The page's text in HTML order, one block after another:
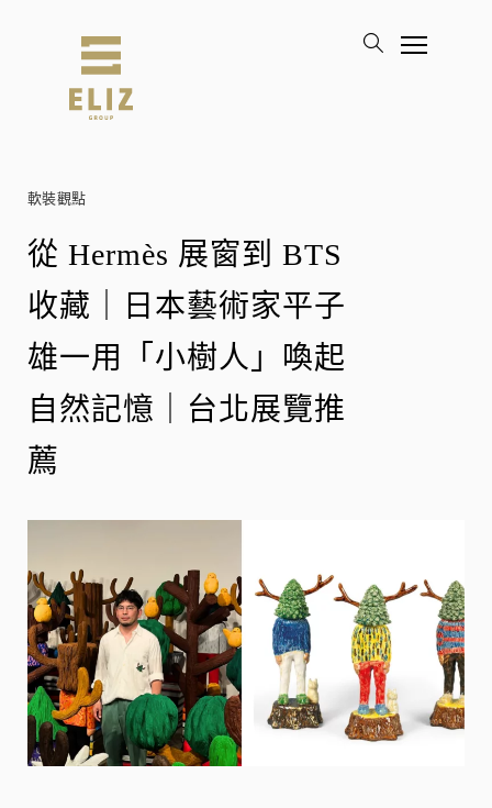
軟裝觀點
從 Hermès 展窗到 BTS
收藏｜日本藝術家平子
雄一用「小樹人」喚起
自然記憶｜台北展覽推
薦